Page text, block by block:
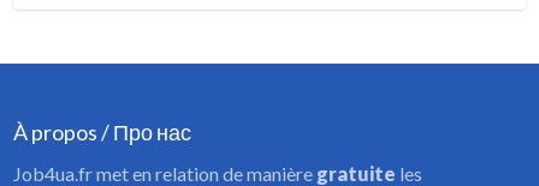
À propos / Про нас
Job4ua.fr met en relation de manière gratuite les